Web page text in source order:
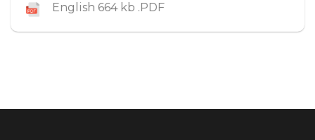
English 664 kb .PDF